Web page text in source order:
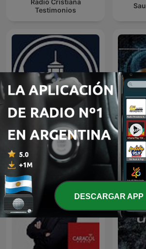
Testimonios
Predicaciones Cristianas
DESCARGAR APP